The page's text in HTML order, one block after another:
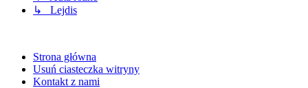
↳ Lejdis
Strona główna
Usuń ciasteczka witryny
Kontakt z nami